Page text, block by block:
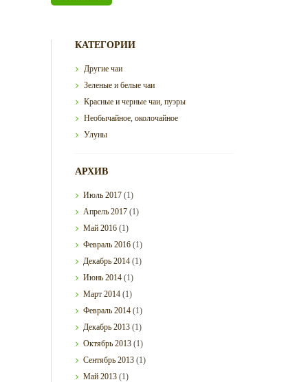
КАТЕГОРИИ
Другие чаи
Зеленые и белые чаи
Красные и черные чаи, пуэры
Необычайное, околочайное
Улуны
АРХИВ
Июль2017 (1)
Апрель2017 (1)
Май2016 (1)
Февраль2016 (1)
Декабрь2014 (1)
Июнь2014 (1)
Март2014 (1)
Февраль2014 (1)
Декабрь2013 (1)
Октябрь2013 (1)
Сентябрь2013 (1)
Май2013 (1)